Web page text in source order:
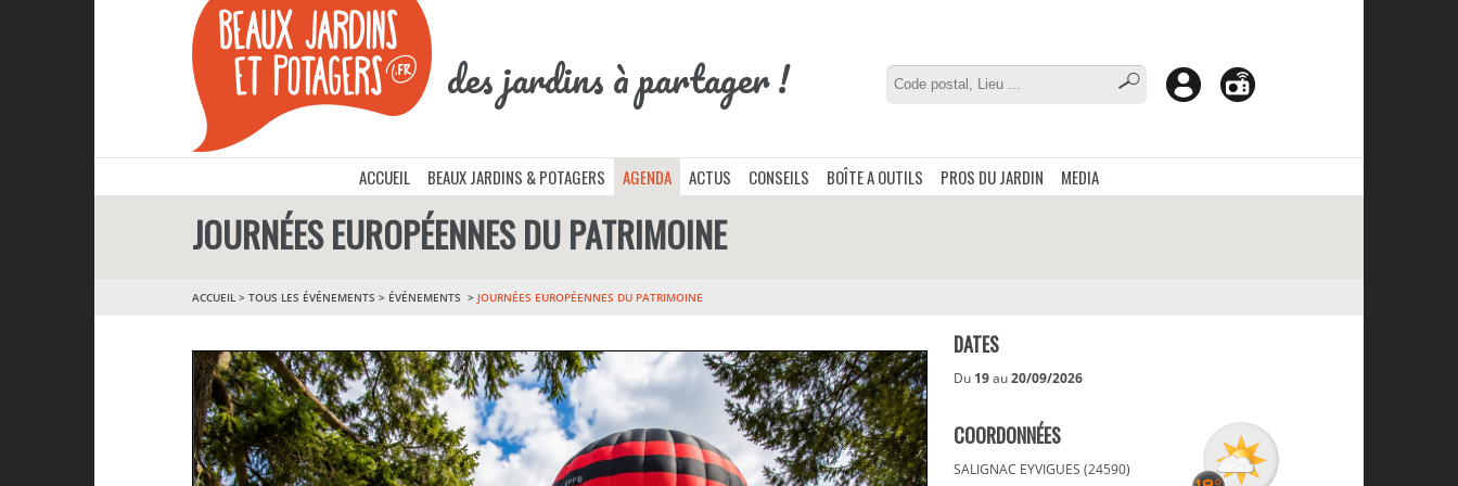
des jardins à partager !
ACCUEIL BEAUX JARDINS & POTAGERS AGENDA ACTUS CONSEILS BOÎTE A OUTILS PROS DU JARDIN MEDIA
JOURNÉES EUROPÉENNES DU PATRIMOINE
ACCUEIL > TOUS LES ÉVÉNEMENTS > ÉVÉNEMENTS JOURNÉES EUROPÉENNES DU PATRIMOINE
DATES
Du 19au20/09/2026
COORDONNÉES
SALIGNAC EYVIGUES (24590)